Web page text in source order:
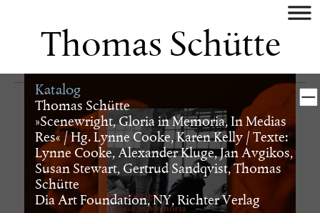
künstler
museum/galerie
Museum am Ostwall
Kunstmuseum Bonn
Kunsthalle Bremen
Thomas Schütte
Katalog
Thomas Schütte
»Scenewright, Gloria in Memoria, In Medias
Res« / Hg. Lynne Cooke, Karen Kelly / Texte:
Lynne Cooke, Alexander Kluge, Jan Avgikos,
Susan Stewart, Gertrud Sandqvist, Thomas
Schütte
Dia Art Foundation, NY, Richter Verlag